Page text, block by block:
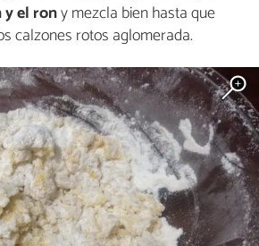
el rony mezcla bien hasta que
calzones rotos aglomerada.